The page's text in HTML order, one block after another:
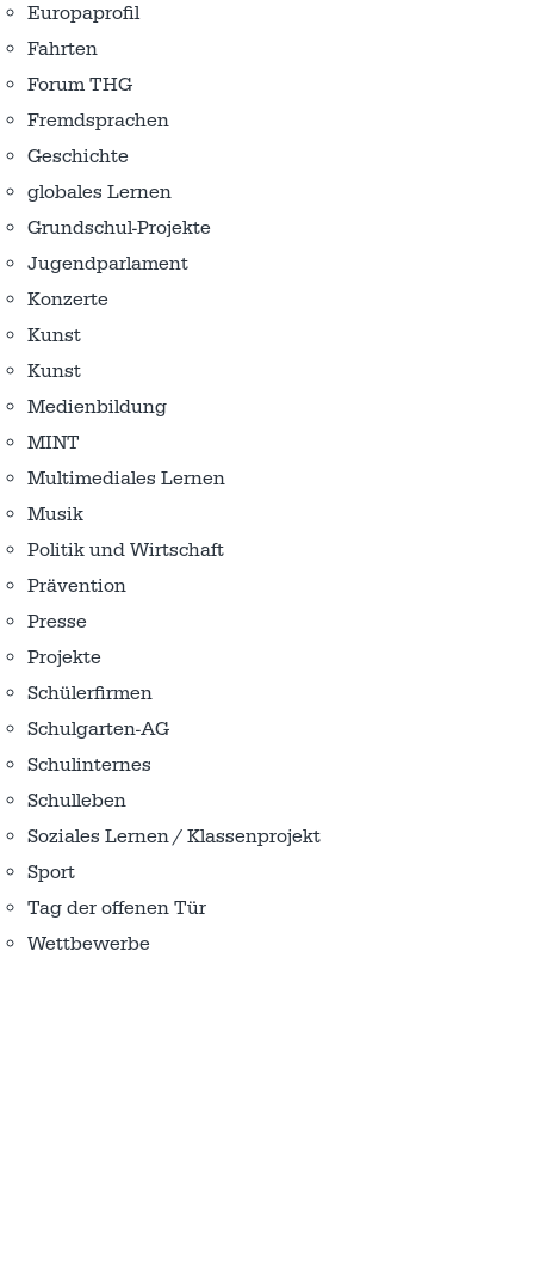
Europaprofil
Fahrten
Forum THG
Fremdsprachen
Geschichte
globales Lernen
Grundschul-Projekte
Jugendparlament
Konzerte
Kunst
Kunst
Medienbildung
MINT
Multimediales Lernen
Musik
Politik und Wirtschaft
Prävention
Presse
Projekte
Schülerfirmen
Schulgarten-AG
Schulinternes
Schulleben
Soziales Lernen / Klassenprojekt
Sport
Tag der offenen Tür
Wettbewerbe